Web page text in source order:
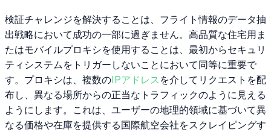
検証チャレンジを解決することは、フライト情報のデータ抽
出戦略において成功の一部に過ぎません。高品質な住宅用ま
たはモバイルプロキシを使用することは、最初からセキュリ
ティシステムをトリガーしないことにおいて同等に重要で
す。プロキシは、複数の IPアドレス を介してリクエストを配
布し、異なる場所からの正当なトラフィックのように見える
ようにします。これは、ユーザーの地理的領域に基づいて異
なる価格や在庫を提供する国際航空会社をスクレイピングす